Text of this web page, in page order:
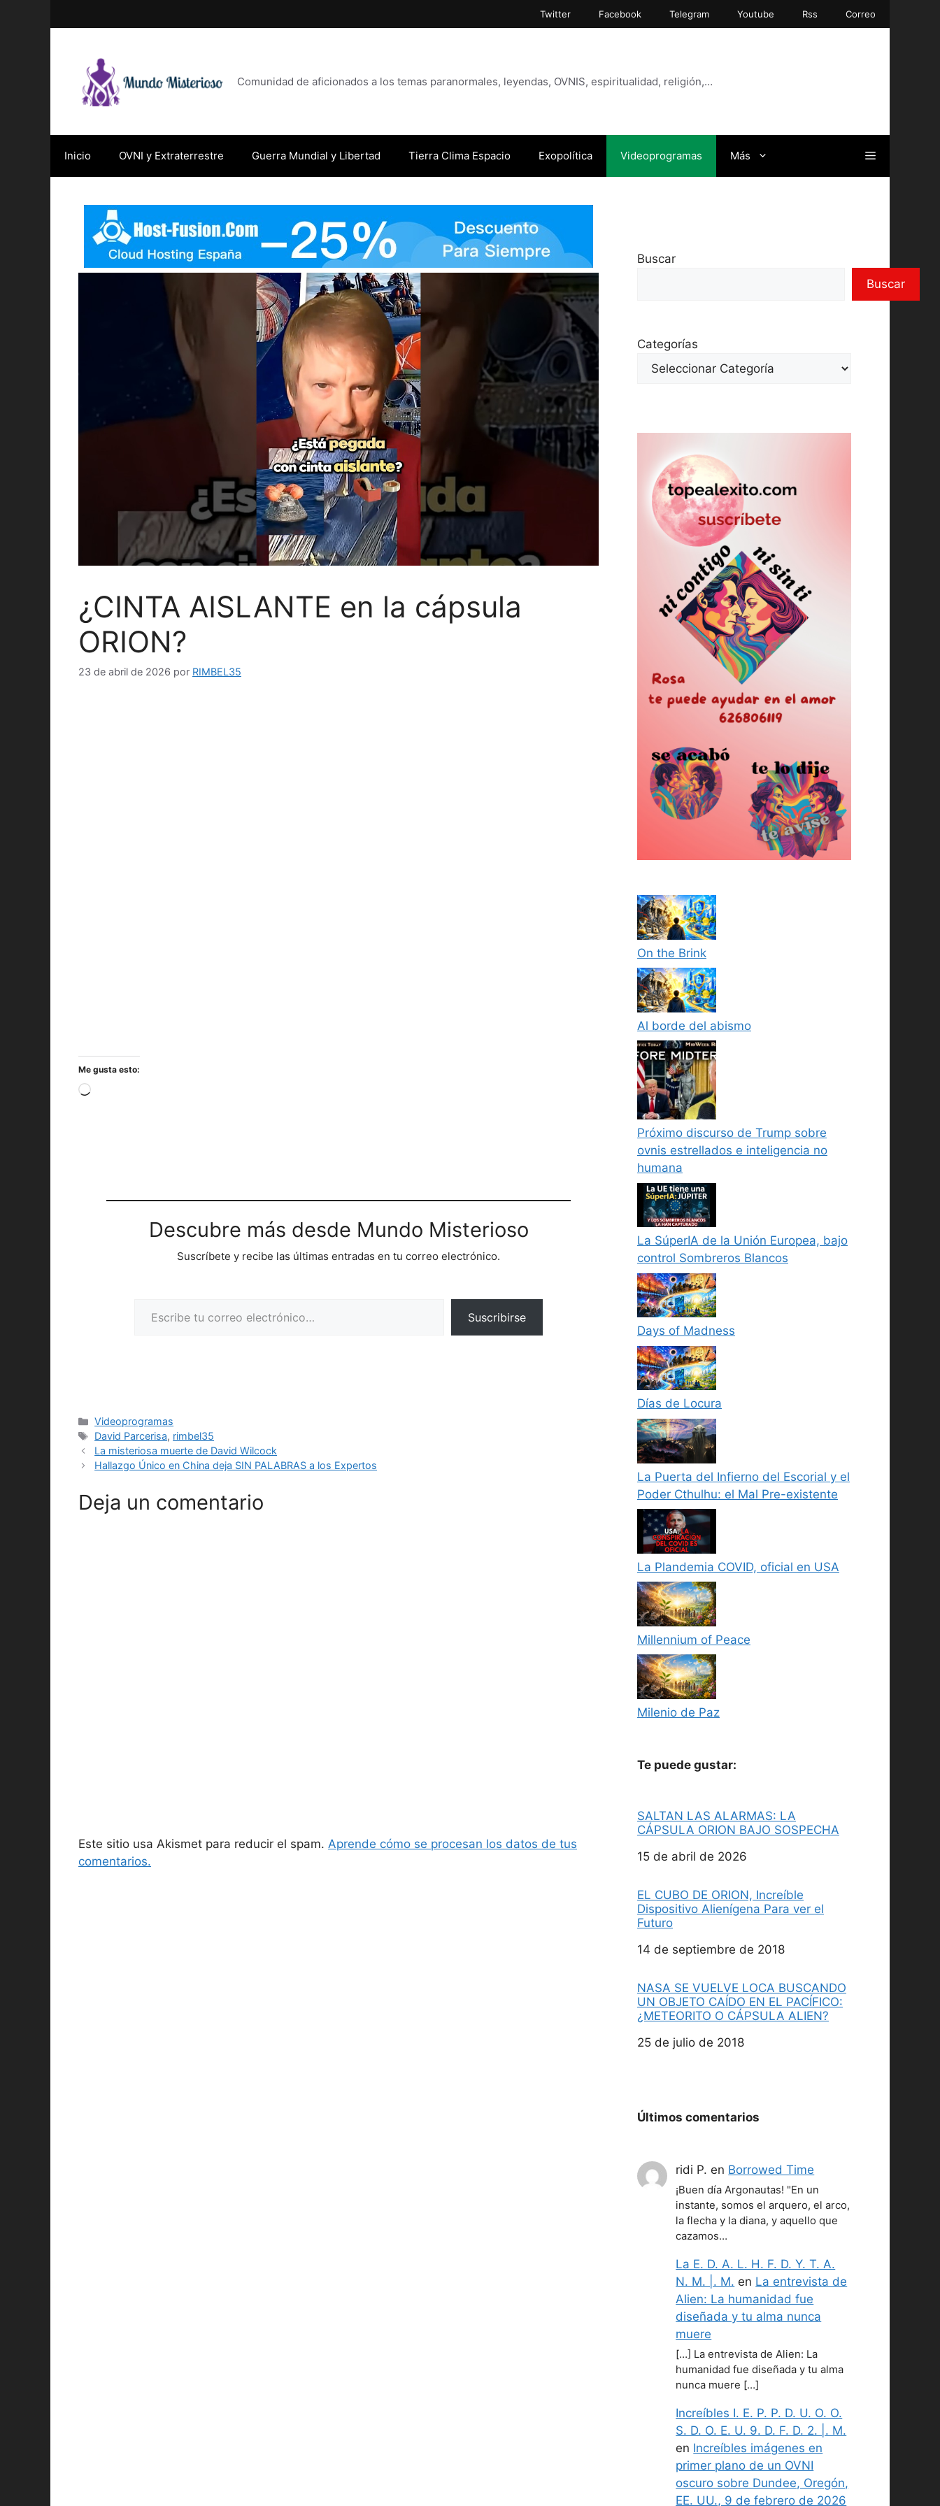
Twitter Facebook Telegram Youtube Rss Correo
Comunidad de aficionados a los temas paranormales, leyendas, OVNIS, espiritualidad, religión,…
Inicio OVNI y Extraterrestre Guerra Mundial y Libertad Tierra Clima Espacio Exopolítica Videoprogramas Más
¿CINTA AISLANTE en la cápsula
ORION?
23 de abril de 2026 por RIMBEL35
Me gusta esto:
Cargando...
Descubre más desde Mundo Misterioso
Suscríbete y recibe las últimas entradas en tu correo electrónico.
Suscribirse
Categorías
Videoprogramas
Etiquetas
David Parcerisa, rimbel35
La misteriosa muerte de David Wilcock
Hallazgo Único en China deja SIN PALABRAS a los Expertos
Deja un comentario
Este sitio usa Akismet para reducir el spam. Aprende cómo se procesan los datos de tus
comentarios.
Buscar
Buscar
Categorías
On the Brink
Al borde del abismo
Próximo discurso de Trump sobre
ovnis estrellados e inteligencia no
humana
La SúperIA de la Unión Europea, bajo
control Sombreros Blancos
Days of Madness
Días de Locura
La Puerta del Infierno del Escorial y el
Poder Cthulhu: el Mal Pre-existente
La Plandemia COVID, oficial en USA
Millennium of Peace
Milenio de Paz
Te puede gustar:
SALTAN LAS ALARMAS: LA
CÁPSULA ORION BAJO SOSPECHA
Fecha
15 de abril de 2026
EL CUBO DE ORION, Increíble
Dispositivo Alienígena Para ver el
Futuro
Fecha
14 de septiembre de 2018
NASA SE VUELVE LOCA BUSCANDO
UN OBJETO CAÍDO EN EL PACÍFICO:
¿METEORITO O CÁPSULA ALIEN?
Fecha
25 de julio de 2018
Últimos comentarios
ridi P. en Borrowed Time
¡Buen día Argonautas! "En un
instante, somos el arquero, el arco,
la flecha y la diana, y aquello que
cazamos…
La E. D. A. L. H. F. D. Y. T. A.
N. M. |. M. en La entrevista de
Alien: La humanidad fue
diseñada y tu alma nunca
muere
[…] La entrevista de Alien: La
humanidad fue diseñada y tu alma
nunca muere […]
Increíbles I. E. P. P. D. U. O. O.
S. D. O. E. U. 9. D. F. D. 2. |. M.
en Increíbles imágenes en
primer plano de un OVNI
oscuro sobre Dundee, Oregón,
EE. UU., 9 de febrero de 2026